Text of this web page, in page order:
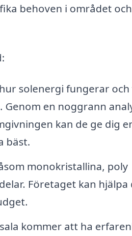
behoven i området
solenergi fungerar och
en noggrann
kan de ge dig
bäst.
monokristallina, poly
Företaget kan hjälpa
kommer att ha